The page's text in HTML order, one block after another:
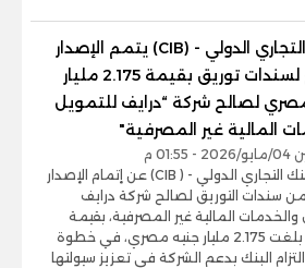
البنك التجاري الدولي - (CIB) يتمم الإصدار
السابع لسندات توريق بقيمة 2.175 مليار
لصالح شركة “درايف للتمويل
المالية غير المصرفية"
م
أعلن البنك التجاري الدولي - ( CIB) عن إتمام الإصدار
سندات التوريق لصالح شركة درايف
والخدمات المالية غير المصرفية، بقيمة
إجمالية بلغت 2.175 مليار جنيه مصري، في خطوة
البنك بدعم الشركة في تعزيز سيولتها